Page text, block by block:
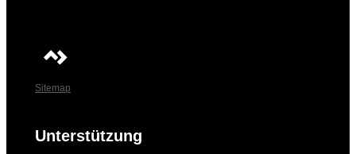
Sitemap
Unterstützung